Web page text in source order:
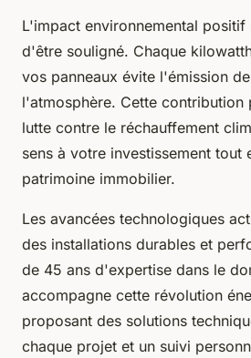
L'impact environnemental positif
d'être souligné. Chaque
vos panneaux évite l'émission
l'atmosphère. Cette contribution
lutte contre le réchauffement
sens à votre investissement tout
patrimoine immobilier.
Les avancées technologiques
des installations durables et
de 45 ans d'expertise dans le
accompagne cette révolution
proposant des solutions
chaque projet et un suivi